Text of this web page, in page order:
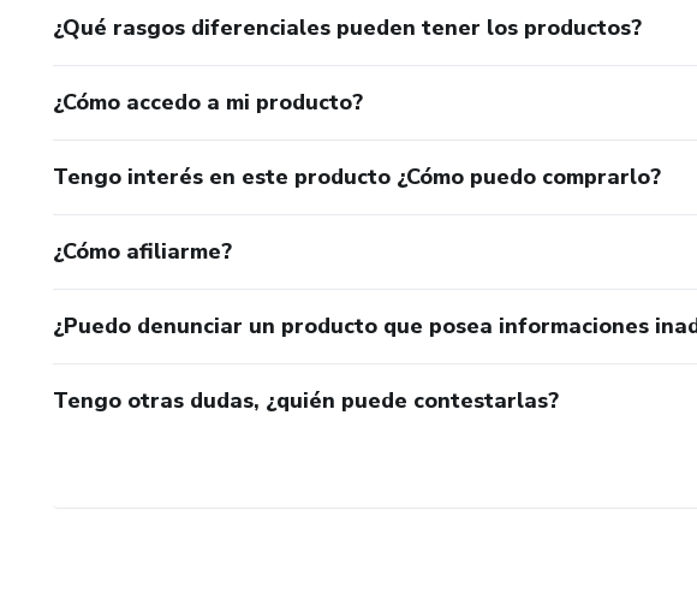
¿Qué rasgos diferenciales pueden tener los productos?
¿Cómo accedo a mi producto?
Tengo interés en este producto ¿Cómo puedo comprarlo?
¿Cómo afiliarme?
¿Puedo denunciar un producto que posea informaciones
Tengo otras dudas, ¿quién puede contestarlas?